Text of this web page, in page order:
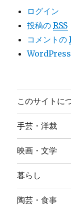
ログイン
投稿のRSS
コメントの
このサイトに
手芸・洋裁
映画・文学
暮らし
陶芸・食事